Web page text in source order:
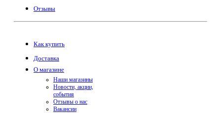
Отзывы
Как купить
Доставка
О магазине
Наши магазины
Новости, акции,
события
Отзывы о нас
Вакансии